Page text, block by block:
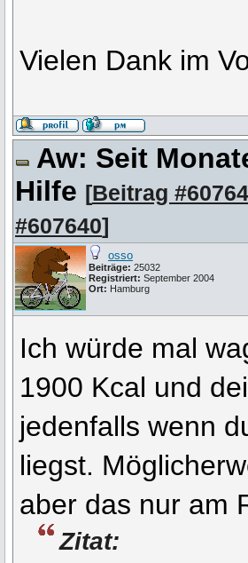
Vielen Dank im
Aw: Seit
Hilfe [Beitrag
#607640]
osso
Beiträge: 25032
Registriert: September 2004
Ort: Hamburg
Ich würde mal
1900 Kcal und
jedenfalls wenn
liegst.
aber das nur am
Zitat: